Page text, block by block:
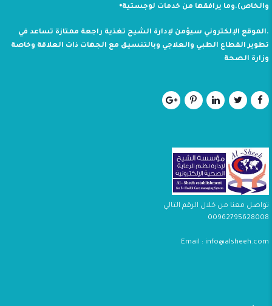
والخاص).وما يرافقها من خدمات لوجستية⦁
.الموقع الإلكتروني سيؤمن لإدارة الشيح تغذية راجعة ممتازة تساعد في
تطوير القطاع الطبي والعلاجي وبالتنسيق مع الجهات ذات العلاقة وخاصة
وزارة الصحة
تواصل معنا من خلال الرقم التالي
00962795628008
Email : info@alsheeh.com